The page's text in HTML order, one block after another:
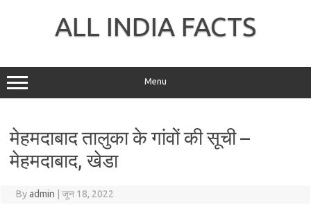
ALL INDIA FACTS
Menu
मेहमदाबाद तालुका के गांवों की सूची –
मेहमदाबाद, खेडा
Byadmin जून 18, 2022